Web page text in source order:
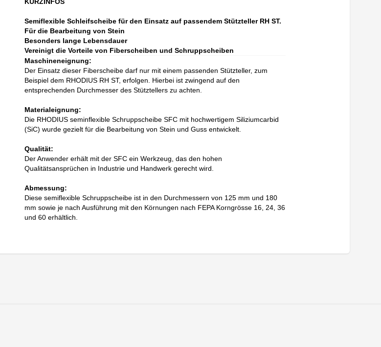
Semiflexible Schleifscheibe für den Einsatz auf passendem Stützteller RH ST.
Für die Bearbeitung von Stein
Besonders lange Lebensdauer
Vereinigt die Vorteile von Fiberscheiben und Schruppscheiben
Maschineneignung:
Der Einsatz dieser Fiberscheibe darf nur mit einem passenden Stützteller, zum
Beispiel dem RHODIUS RH ST, erfolgen. Hierbei ist zwingend auf den
entsprechenden Durchmesser des Stütztellers zu achten.
Materialeignung:
Die RHODIUS seminflexible Schruppscheibe SFC mit hochwertigem Siliziumcarbid
(SiC) wurde gezielt für die Bearbeitung von Stein und Guss entwickelt.
Qualität:
Der Anwender erhält mit der SFC ein Werkzeug, das den hohen
Qualitätsansprüchen in Industrie und Handwerk gerecht wird.
Abmessung:
Diese semiflexible Schruppscheibe ist in den Durchmessern von 125 mm und 180
mm sowie je nach Ausführung mit den Körnungen nach FEPA Korngrösse 16, 24, 36
und 60 erhältlich.